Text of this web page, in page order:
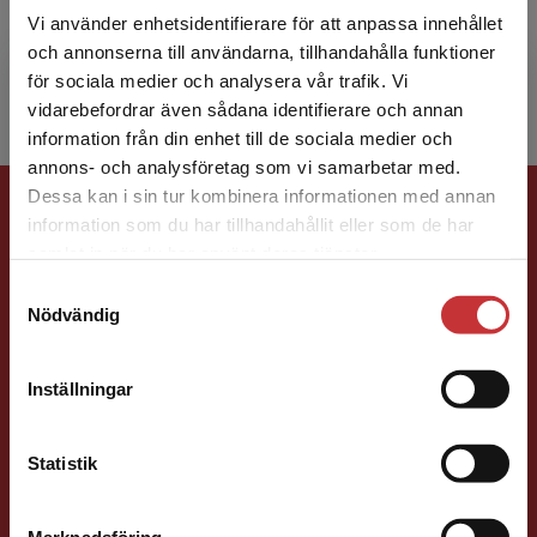
Vi använder enhetsidentifierare för att anpassa innehållet
och annonserna till användarna, tillhandahålla funktioner
för sociala medier och analysera vår trafik. Vi
vidarebefordrar även sådana identifierare och annan
information från din enhet till de sociala medier och
annons- och analysföretag som vi samarbetar med.
Dessa kan i sin tur kombinera informationen med annan
information som du har tillhandahållit eller som de har
Nödvändig
Inställningar
Statistik
Begränsad fraktregion
Det verkar som att du besöker
studentlitteratur.se via en enhet utanför Sverige.
Vi erbjuder inte leveranser utanför Sverige. För
att kunna slutföra ett köp måste
sjuksköterskestuderande i
läkemedelsberäkning och läkemedelshantering.
Förlagskontakt